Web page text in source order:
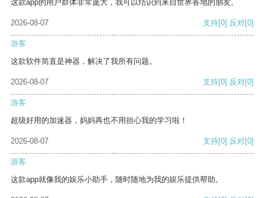
这款app的用户群体非常庞大，我可以结识到来自世界各地的朋友。
2026-08-07 支持[0] 反对[0]
游客
这款软件简直是神器，解决了我所有问题。
2026-08-07 支持[0] 反对[0]
游客
超级好用的加速器，妈妈再也不用担心我的学习啦！
2026-08-07 支持[0] 反对[0]
游客
这款app就像我的娱乐小助手，随时随地为我的娱乐提供帮助。